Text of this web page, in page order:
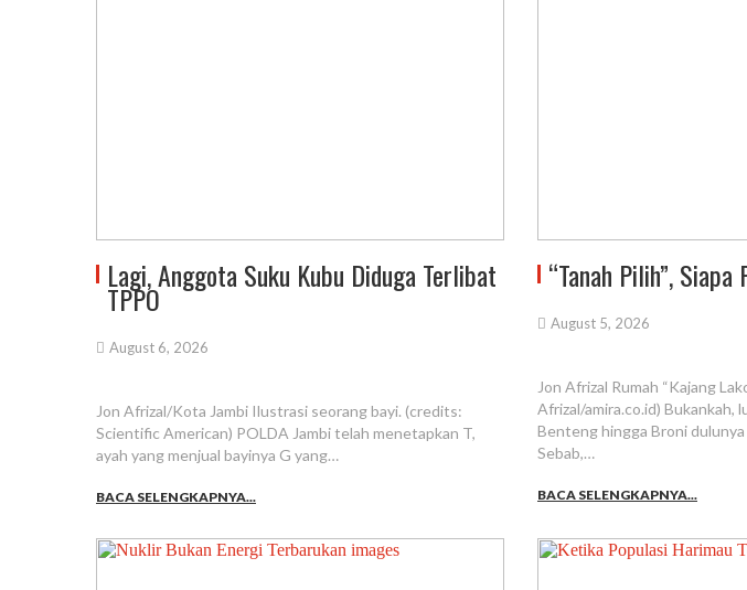
Lagi, Anggota Suku Kubu Diduga Terlibat
TPPO
August 6, 2026
Jon Afrizal/Kota Jambi Ilustrasi seorang bayi. (credits:
Scientific American) POLDA Jambi telah menetapkan T,
ayah yang menjual bayinya G yang…
BACA SELENGKAPNYA...
“Tanah Pilih”, Siapa
August 5, 2026
Jon Afrizal Rumah “Kajang
Afrizal/amira.co.id) Bukankah,
Benteng hingga Broni dulunya
Sebab,…
BACA SELENGKAPNYA...